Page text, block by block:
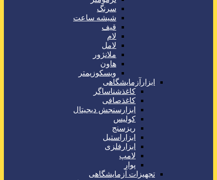
سرنگ
شیشه ساعت
قیف
لام
لامل
ملانژور
هاون
ویسکوزیمتر
ابزارآزمایشگاهی
کاغذشناساگر
کاغذصافی
ابزارسنجش دیجیتال
کولیس
ریزسنج
ابزاراستیل
ابزارفلزی
لامپ
پوار
تجهیزات آزمایشگاهی